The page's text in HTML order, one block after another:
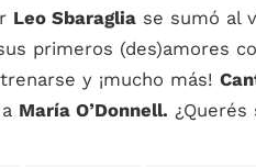
Leo Sbaraglia se sumó al
primeros (des)amores
y ¡mucho más!
María O’Donnell. ¿Querés